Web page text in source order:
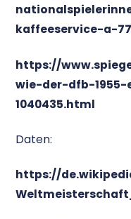
kaffeeservice-a-
https://
wie-der-dfb-
1040435.html
Daten:
https://